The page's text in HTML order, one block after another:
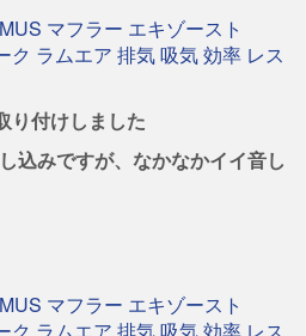
り付けしました
込みですが、なかなかイイ音し